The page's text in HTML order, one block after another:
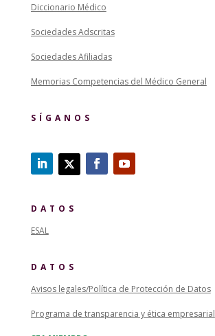
Diccionario Médico
Sociedades Adscritas
Sociedades Afiliadas
Memorias Competencias del Médico General
SÍGANOS
DATOS
ESAL
DATOS
Avisos legales/Política de Protección de Datos
Programa de transparencia y ética empresarial